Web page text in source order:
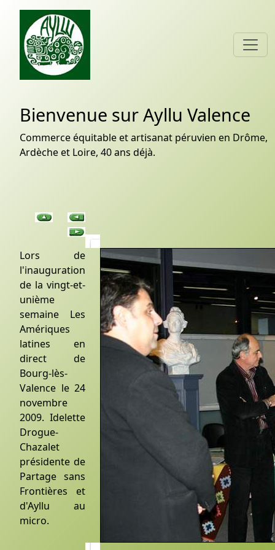
Bienvenue sur Ayllu Valence
Commerce équitable et artisanat péruvien en Drôme,
Ardèche et Loire, 40 ans déjà.
Lors de
l'inauguration
de la vingt-et-
unième
semaine Les
Amériques
latines en
direct de
Bourg-lès-
Valence le 24
novembre
2009. Idelette
Drogue-
Chazalet
présidente de
Partage sans
Frontières et
d'Ayllu au
micro.